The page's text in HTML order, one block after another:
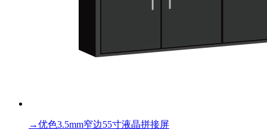
→优色3.5mm窄边55寸液晶拼接屏